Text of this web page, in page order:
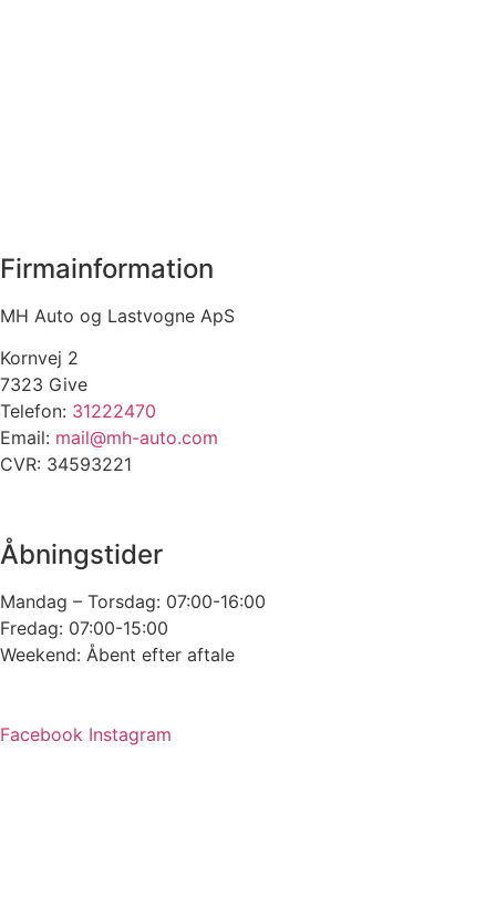
Firmainformation
MH Auto og Lastvogne ApS
Kornvej 2
7323 Give
Telefon: 31222470
Email: mail@mh-auto.com
CVR: 34593221
Åbningstider
Mandag – Torsdag: 07:00-16:00
Fredag: 07:00-15:00
Weekend: Åbent efter aftale
Facebook Instagram